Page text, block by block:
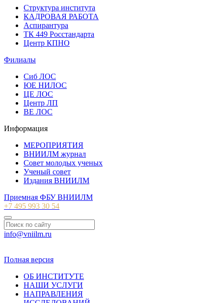
Структура института
КАДРОВАЯ РАБОТА
Аспирантура
ТК 449 Росстандарта
Центр КПНО
Филиалы
Сиб ЛОС
ЮЕ НИЛОС
ЦЕ ЛОС
Центр ЛП
ВЕ ЛОС
Информация
МЕРОПРИЯТИЯ
ВНИИЛМ журнал
Совет молодых ученых
Ученый совет
Издания ВНИИЛМ
Приемная ФБУ ВНИИЛМ
+7 495 993 30 54
info@vniilm.ru
Полная версия
ОБ ИНСТИТУТЕ
НАШИ УСЛУГИ
НАПРАВЛЕНИЯ